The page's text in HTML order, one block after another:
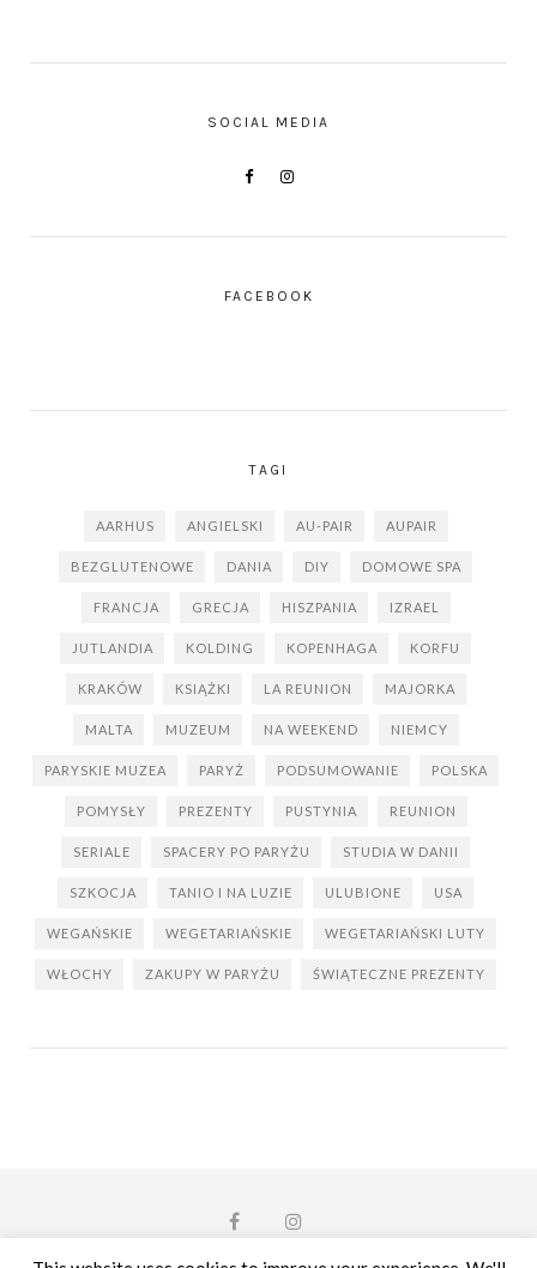
SOCIAL MEDIA
FACEBOOK
TAGI
AARHUS ANGIELSKI AU-PAIR AUPAIR
BEZGLUTENOWE DANIA DIY DOMOWE SPA
FRANCJA GRECJA HISZPANIA IZRAEL
JUTLANDIA KOLDING KOPENHAGA KORFU
KRAKÓW KSIĄŻKI LA REUNION MAJORKA
MALTA MUZEUM NA WEEKEND NIEMCY
PARYSKIE MUZEA PARYŻ PODSUMOWANIE POLSKA
POMYSŁY PREZENTY PUSTYNIA REUNION
SERIALE SPACERY PO PARYŻU STUDIA W DANII
SZKOCJA TANIO I NA LUZIE ULUBIONE USA
WEGAŃSKIE WEGETARIAŃSKIE WEGETARIAŃSKI LUTY
WŁOCHY ZAKUPY W PARYŻU ŚWIĄTECZNE PREZENTY